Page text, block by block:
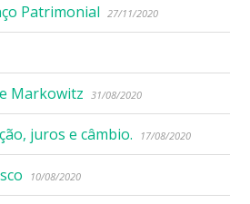
Patrimonial 27/11/2020
Markowitz 31/08/2020
juros e câmbio. 17/08/2020
10/08/2020